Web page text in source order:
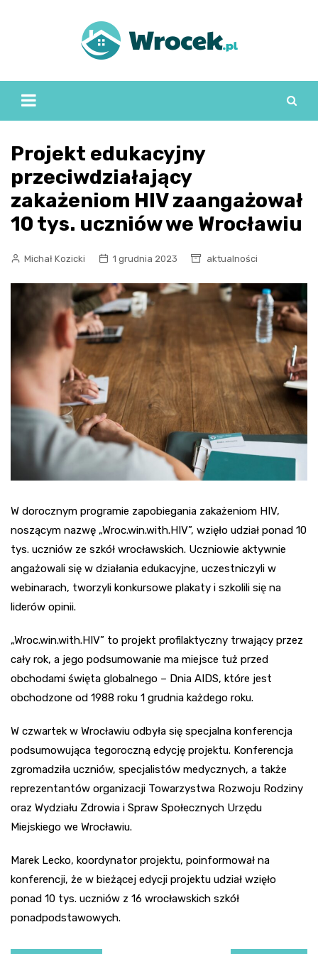
Projekt edukacyjny
przeciwdziałający
zakażeniom HIV zaangażował
10 tys. uczniów we Wrocławiu
Michał Kozicki 1 grudnia 2023 aktualności
W dorocznym programie zapobiegania zakażeniom HIV,
noszącym nazwę „Wroc.win.with.HIV”, wzięło udział ponad 10
tys. uczniów ze szkół wrocławskich. Uczniowie aktywnie
angażowali się w działania edukacyjne, uczestniczyli w
webinarach, tworzyli konkursowe plakaty i szkolili się na
liderów opinii.
„Wroc.win.with.HIV” to projekt profilaktyczny trwający przez
cały rok, a jego podsumowanie ma miejsce tuż przed
obchodami święta globalnego – Dnia AIDS, które jest
obchodzone od 1988 roku 1 grudnia każdego roku.
W czwartek w Wrocławiu odbyła się specjalna konferencja
podsumowująca tegoroczną edycję projektu. Konferencja
zgromadziła uczniów, specjalistów medycznych, a także
reprezentantów organizacji Towarzystwa Rozwoju Rodziny
oraz Wydziału Zdrowia i Spraw Społecznych Urzędu
Miejskiego we Wrocławiu.
Marek Lecko, koordynator projektu, poinformował na
konferencji, że w bieżącej edycji projektu udział wzięło
ponad 10 tys. uczniów z 16 wrocławskich szkół
ponadpodstawowych.